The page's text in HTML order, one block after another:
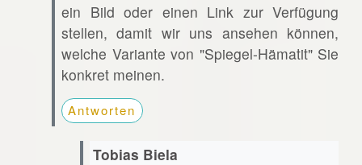
ein Bild oder einen Link zur Verfügung
stellen, damit wir uns ansehen können,
welche Variante von "Spiegel-Hämatit" Sie
konkret meinen.
Antworten
Tobias Biela